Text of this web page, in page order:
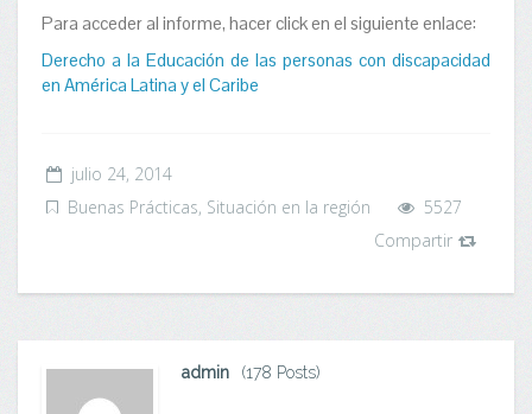
Para acceder al informe, hacer click en el siguiente enlace:
Derecho a la Educación de las personas con discapacidad
en América Latina y el Caribe
julio 24, 2014
Buenas Prácticas, Situación en la región
5527
Compartir
admin (178 Posts)